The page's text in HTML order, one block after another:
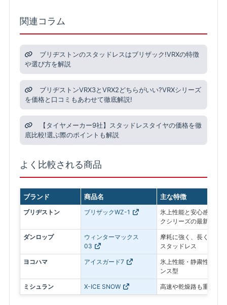
関連コラム
ブリヂストンのスタッドレスはブリザック!VRXの特徴
や選び方を解説
ブリヂストンVRX3とVRX2どちらがいい?VRXシリーズ
を価格と口コミもあわせて徹底解説!
【タイヤメーカー9社】スタッドレスタイヤの価格を徹
底比較!選ぶ際のポイントも解説
よく比較される商品
ブランド 商品名 主な特徴
ブリヂストン ブリザックWZ-1
氷上性能と安心感を最
クシリーズの最新モデル
ダンロップ
ウィンターマックス
03
摩耗に強く、長く使い
スタッドレス
ヨコハマ アイスガード7
氷上性能・静粛性・ロ
ンス型
ミシュラン X-ICE SNOW 高速や乾燥路も重視し